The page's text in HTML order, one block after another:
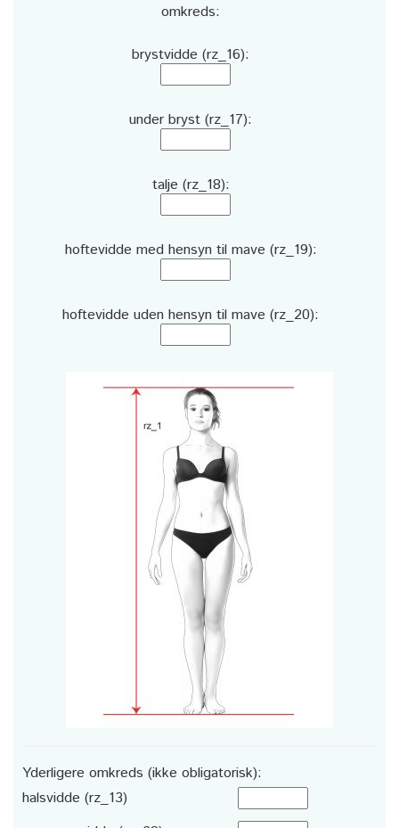
omkreds:
brystvidde (rz_16):
under bryst (rz_17):
talje (rz_18):
hoftevidde med hensyn til mave (rz_19):
hoftevidde uden hensyn til mave (rz_20):
Yderligere omkreds (ikke obligatorisk):
halsvidde (rz_13)